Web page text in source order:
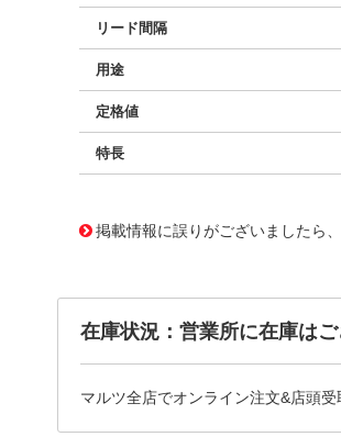
リード間隔
用途
定格値
特長
掲載情報に誤りがございましたら
在庫状況：営業所に在庫はご
マルツ全店でオンライン注文&店頭